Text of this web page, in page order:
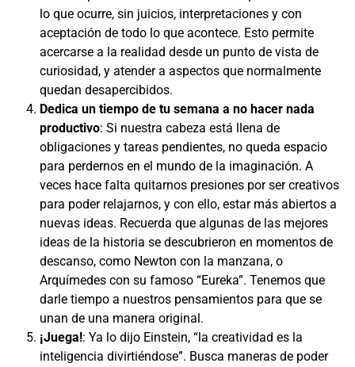
lo que ocurre, sin juicios, interpretaciones y con
aceptación de todo lo que acontece. Esto permite
acercarse a la realidad desde un punto de vista de
curiosidad, y atender a aspectos que normalmente
quedan desapercibidos.
Dedica un tiempo de tu semana a no hacer nada
productivo: Si nuestra cabeza está llena de
obligaciones y tareas pendientes, no queda espacio
para perdernos en el mundo de la imaginación. A
veces hace falta quitarnos presiones por ser creativos
para poder relajarnos, y con ello, estar más abiertos a
nuevas ideas. Recuerda que algunas de las mejores
ideas de la historia se descubrieron en momentos de
descanso, como Newton con la manzana, o
Arquímedes con su famoso “Eureka”. Tenemos que
darle tiempo a nuestros pensamientos para que se
unan de una manera original.
¡Juega!: Ya lo dijo Einstein, “la creatividad es la
inteligencia divirtiéndose”. Busca maneras de poder